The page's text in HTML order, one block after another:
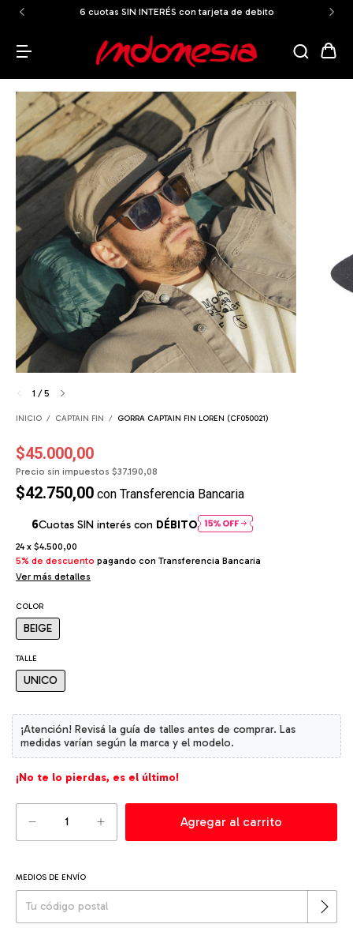
6 cuotas SIN INTERÉS con tarjeta de debito
1 /5
INICIO / CAPTAIN FIN / GORRA CAPTAIN FIN LOREN (CF050021)
$45.000,00
Precio sin impuestos $37.190,08
$42.750,00 con Transferencia Bancaria
Cuotas SIN interés con DÉBITO
24 x $4.500,00
5% de descuento pagando con Transferencia Bancaria
Ver más detalles
COLOR
BEIGE
TALLE
UNICO
¡No te lo pierdas, es el último!
Entregas para el CP:
MEDIOS DE ENVÍO